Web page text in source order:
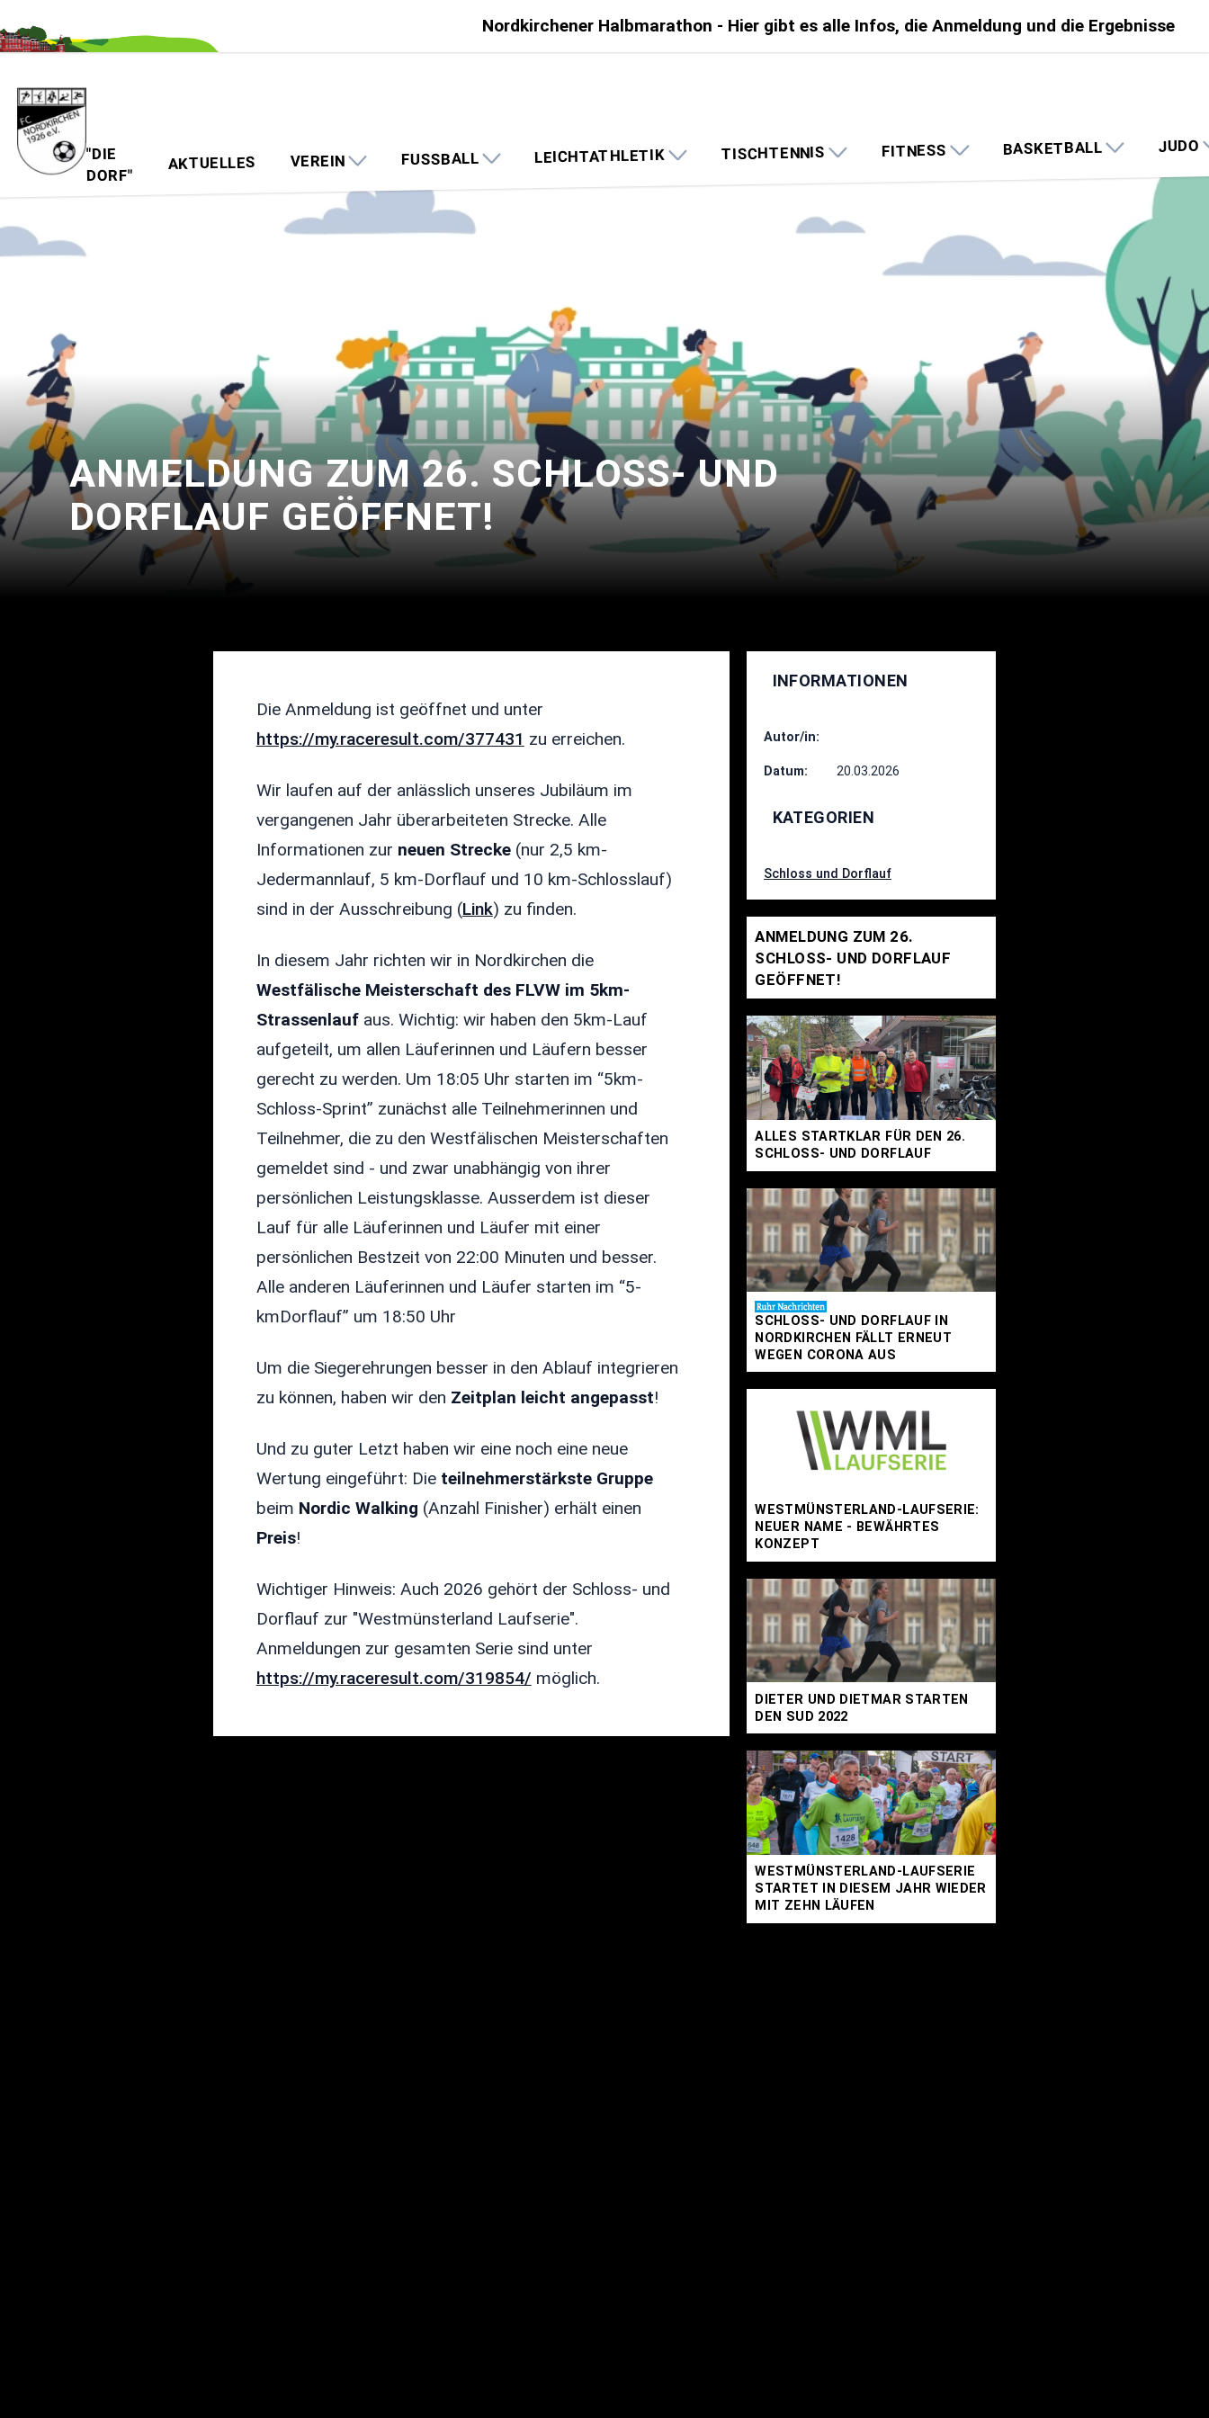
Nordkirchener Halbmarathon - Hier gibt es alle Infos, die Anmeldung und die Ergebnisse
"DIE
DORF"
AKTUELLES VEREIN FUSSBALL LEICHTATHLETIK TISCHTENNIS FITNESS BASKETBALL JUDO
ANMELDUNG ZUM 26. SCHLOSS- UND
DORFLAUF GEÖFFNET!
Die Anmeldung ist geöffnet und unter
https://my.raceresult.com/377431 zu erreichen.
Wir laufen auf der anlässlich unseres Jubiläum im
vergangenen Jahr überarbeiteten Strecke. Alle
Informationen zur neuen Strecke(nur 2,5 km-
Jedermannlauf, 5 km-Dorflauf und 10 km-Schlosslauf)
sind in der Ausschreibung (Link) zu finden.
In diesem Jahr richten wir in Nordkirchen die
Westfälische Meisterschaft des FLVW im 5km-
Strassenlaufaus. Wichtig: wir haben den 5km-Lauf
aufgeteilt, um allen Läuferinnen und Läufern besser
gerecht zu werden. Um 18:05 Uhr starten im “5km-
Schloss-Sprint” zunächst alle Teilnehmerinnen und
Teilnehmer, die zu den Westfälischen Meisterschaften
gemeldet sind - und zwar unabhängig von ihrer
persönlichen Leistungsklasse. Ausserdem ist dieser
Lauf für alle Läuferinnen und Läufer mit einer
persönlichen Bestzeit von 22:00 Minuten und besser.
Alle anderen Läuferinnen und Läufer starten im “5-
kmDorflauf” um 18:50 Uhr
Um die Siegerehrungen besser in den Ablauf integrieren
zu können, haben wir den Zeitplan leicht angepasst!
Und zu guter Letzt haben wir eine noch eine neue
Wertung eingeführt: Die teilnehmerstärkste Gruppe
beim Nordic Walking (Anzahl Finisher) erhält einen
Preis!
Wichtiger Hinweis: Auch 2026 gehört der Schloss- und
Dorflauf zur "Westmünsterland Laufserie".
Anmeldungen zur gesamten Serie sind unter
https://my.raceresult.com/319854/ möglich.
INFORMATIONEN
Autor/in:
Datum: 20.03.2026
KATEGORIEN
Schloss und Dorflauf
ANMELDUNG ZUM 26.
SCHLOSS- UND DORFLAUF
GEÖFFNET!
ALLES STARTKLAR FÜR DEN 26.
SCHLOSS- UND DORFLAUF
SCHLOSS- UND DORFLAUF IN
NORDKIRCHEN FÄLLT ERNEUT
WEGEN CORONA AUS
WESTMÜNSTERLAND-LAUFSERIE:
NEUER NAME - BEWÄHRTES
KONZEPT
DIETER UND DIETMAR STARTEN
DEN SUD 2022
WESTMÜNSTERLAND-LAUFSERIE
STARTET IN DIESEM JAHR WIEDER
MIT ZEHN LÄUFEN